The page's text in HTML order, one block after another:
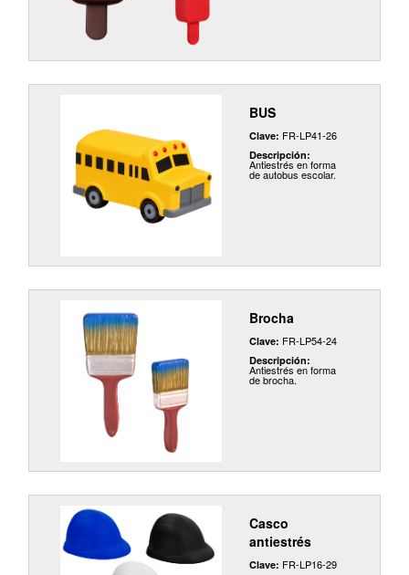
BUS
Clave: FR-LP41-26
Descripción:
Antiestrés en forma
de autobus escolar.
Brocha
Clave: FR-LP54-24
Descripción:
Antiestrés en forma
de brocha.
Casco
antiestrés
Clave: FR-LP16-29